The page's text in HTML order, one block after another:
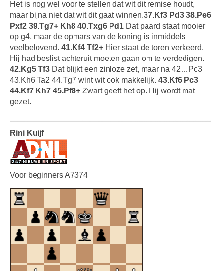
Het is nog wel voor te stellen dat wit dit remise houdt,
maar bijna niet dat wit dit gaat winnen.37.Kf3 Pd3 38.Pe6
Pxf2 39.Tg7+ Kh8 40.Txg6 Pd1 Dat paard staat mooier
op g4, maar de opmars van de koning is inmiddels
veelbelovend. 41.Kf4 Tf2+ Hier staat de toren verkeerd.
Hij had beslist achteruit moeten gaan om te verdedigen.
42.Kg5 Tf3 Dat blijkt een zinloze zet, maar na 42…Pc3
43.Kh6 Ta2 44.Tg7 wint wit ook makkelijk. 43.Kf6 Pc3
44.Kf7 Kh7 45.Pf8+ Zwart geeft het op. Hij wordt mat
gezet.
Rini Kuijf
Voor beginners A7374